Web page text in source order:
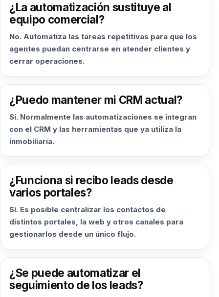
¿La automatización sustituye al
equipo comercial?
No. Automatiza las tareas repetitivas para que los
agentes puedan centrarse en atender clientes y
cerrar operaciones.
¿Puedo mantener mi CRM actual?
Sí. Normalmente las automatizaciones se integran
con el CRM y las herramientas que ya utiliza la
inmobiliaria.
¿Funciona si recibo leads desde
varios portales?
Sí. Es posible centralizar los contactos de
distintos portales, la web y otros canales para
gestionarlos desde un único flujo.
¿Se puede automatizar el
seguimiento de los leads?